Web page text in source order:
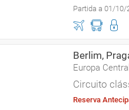
Partida a 01/10/
Berlim,
Europa
Circuito
Reserva